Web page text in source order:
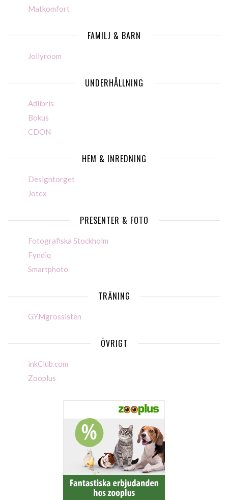
Matkomfort
FAMILJ & BARN
Jollyroom
UNDERHÅLLNING
Adlibris
Bokus
CDON
HEM & INREDNING
Designtorget
Jotex
PRESENTER & FOTO
Fotografiska Stockholm
Fyndiq
Smartphoto
TRÄNING
GYMgrossisten
ÖVRIGT
inkClub.com
Zooplus